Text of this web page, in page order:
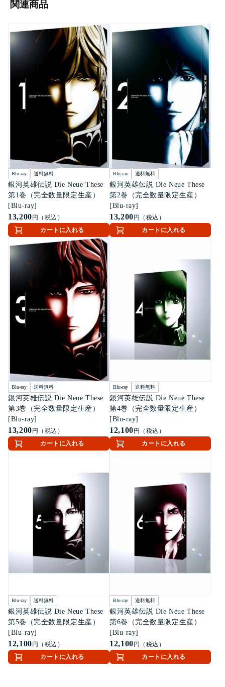
関連商品
Blu-ray 送料無料
銀河英雄伝説 Die Neue These
第1巻（完全数量限定生産）
[Blu-ray]
13,200 円（税込）
カートに入れる
Blu-ray 送料無料
銀河英雄伝説 Die Neue These
第2巻（完全数量限定生産）
[Blu-ray]
13,200 円（税込）
カートに入れる
Blu-ray 送料無料
銀河英雄伝説 Die Neue These
第3巻（完全数量限定生産）
[Blu-ray]
13,200 円（税込）
カートに入れる
Blu-ray 送料無料
銀河英雄伝説 Die Neue These
第4巻（完全数量限定生産）
[Blu-ray]
12,100 円（税込）
カートに入れる
Blu-ray 送料無料
銀河英雄伝説 Die Neue These
第5巻（完全数量限定生産）
[Blu-ray]
12,100 円（税込）
カートに入れる
Blu-ray 送料無料
銀河英雄伝説 Die Neue These
第6巻（完全数量限定生産）
[Blu-ray]
12,100 円（税込）
カートに入れる